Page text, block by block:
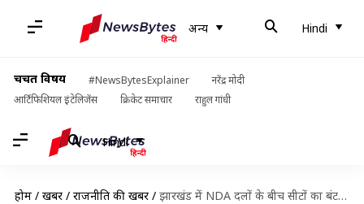
अन्य Hindi
चर्चित विषय #NewsBytesExplainer
नरेंद्र मोदी
आर्टिफिशियल इंटेलिजेंस
क्रिकेट समाचार राहुल गांधी
Hindi
होम / खबरें / राजनीति की खबरें / झारखंड में NDA दलों के बीच सीटों का बंटवारा हुआ, जानिए भाजपा को कितनी सीटें मिलीं